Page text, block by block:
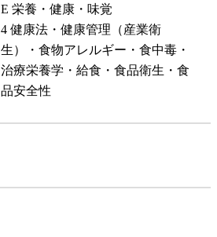
E 栄養・健康・味覚
4 健康法・健康管理（産業衛
生）・食物アレルギー・食中毒・
治療栄養学・給食・食品衛生・食
品安全性